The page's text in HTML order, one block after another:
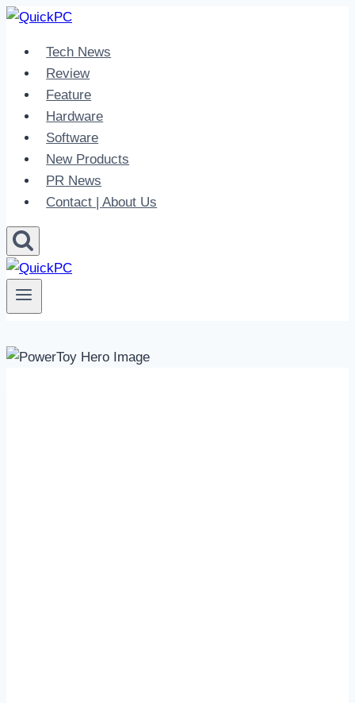
Skip
contentTech News
Review
Feature
Hardware
Software
New Products
PR News
Contact | About Us